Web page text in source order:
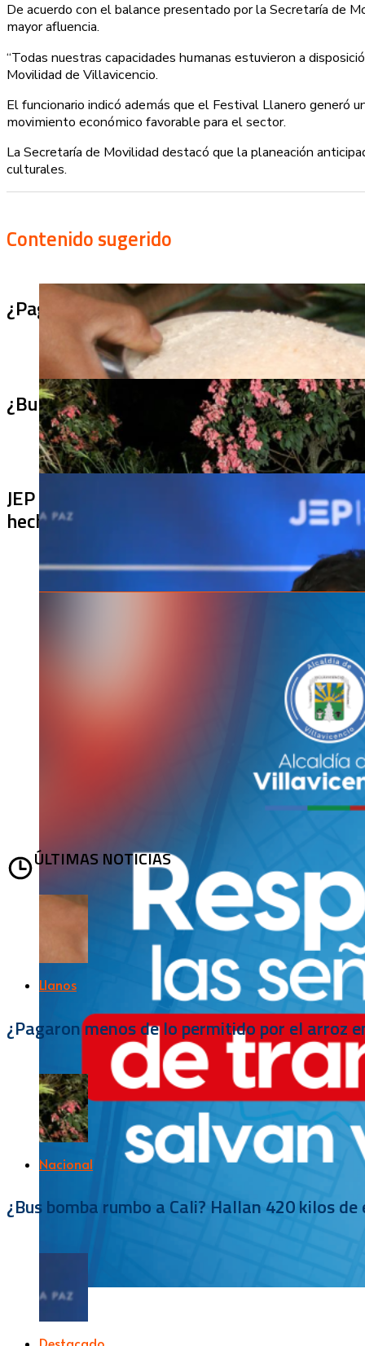
De acuerdo con el balance presentado por la Secretaría de
mayor afluencia.
“Todas nuestras capacidades humanas estuvieron a
Movilidad de Villavicencio.
El funcionario indicó además que el Festival Llanero generó
movimiento económico favorable para el sector.
La Secretaría de Movilidad destacó que la planeación
culturales.
Contenido sugerido
¿Pagaron menos de lo permitido por el
¿Bus bomba rumbo a Cali? Hallan 420
JEP imputa a 27 excomandantes de las
hechos
ÚLTIMAS NOTICIAS
Llanos
¿Pagaron menos de lo permitido por el arroz
Nacional
¿Bus bomba rumbo a Cali? Hallan 420 kilos